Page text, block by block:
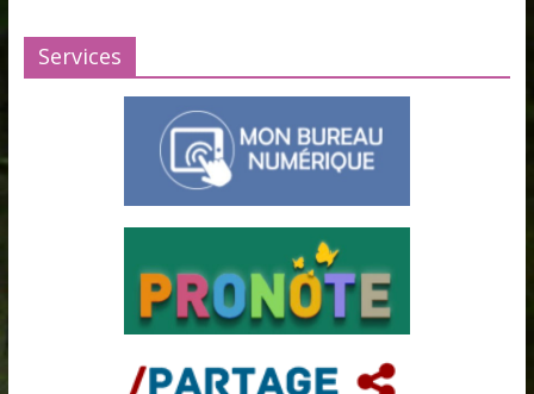
Services